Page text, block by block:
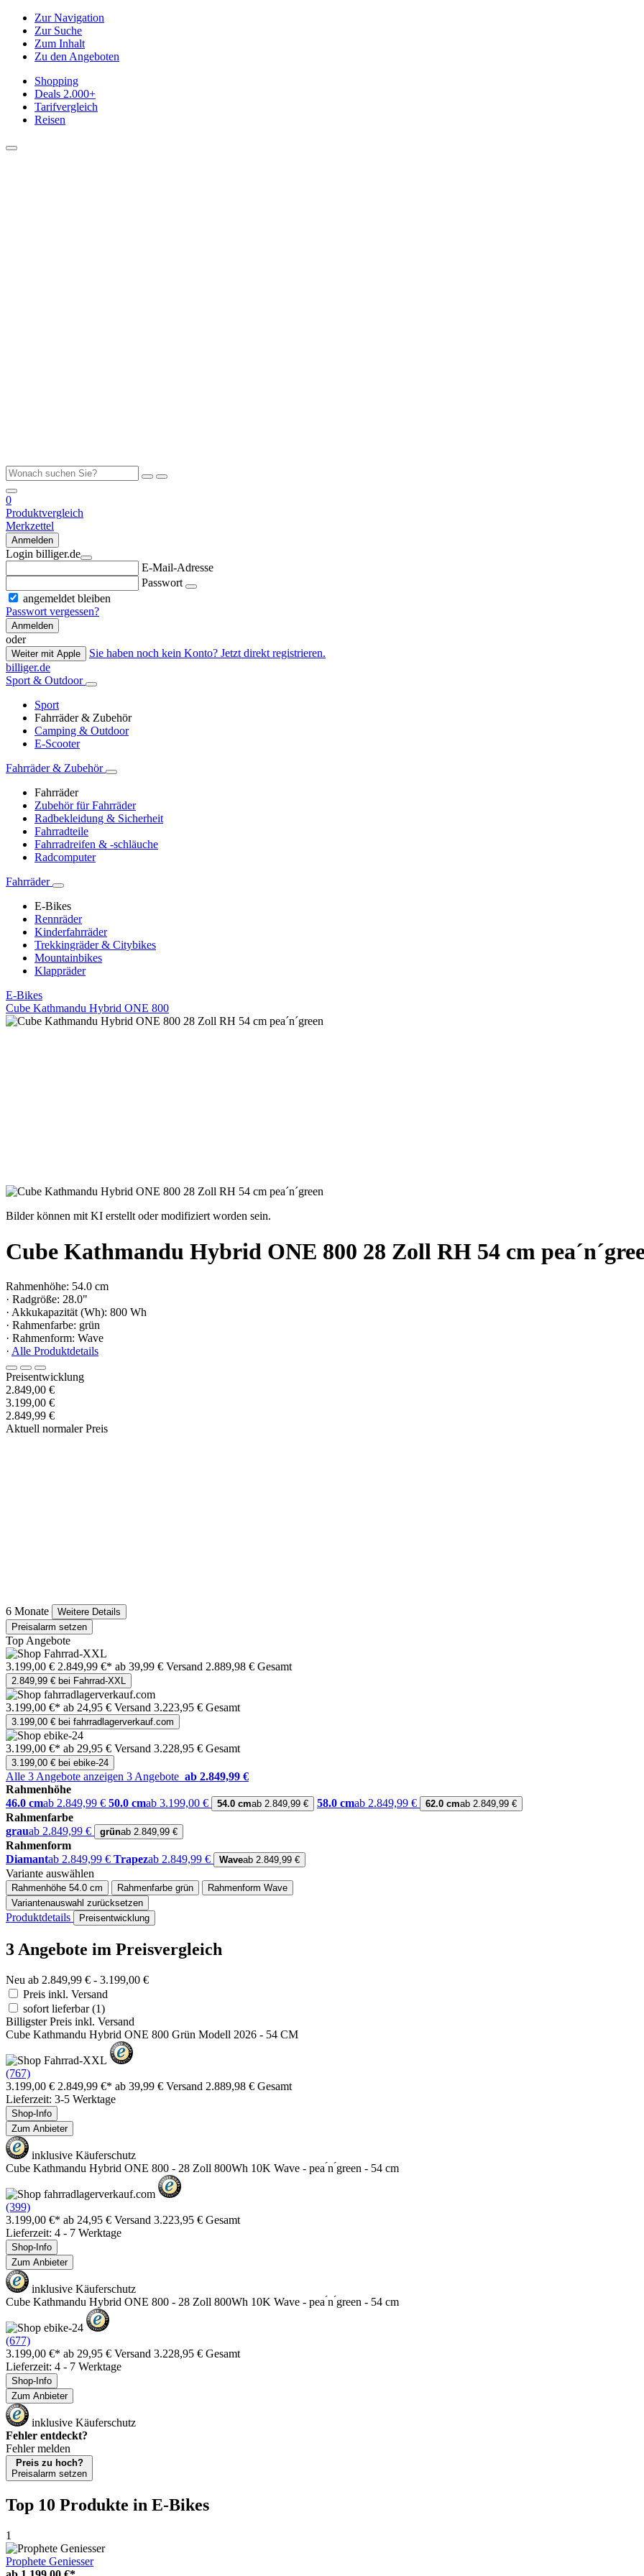
Zur Navigation
Zur Suche
Zum Inhalt
Zu den Angeboten
Shopping
Deals 2.000+
Tarifvergleich
Reisen
0
Produktvergleich
Merkzettel
Anmelden
Login billiger.de
E-Mail-Adresse
Passwort
angemeldet bleiben
Passwort vergessen?
Anmelden
oder
Weiter mit Apple
Sie haben noch kein Konto? Jetzt direkt registrieren.
billiger.de
Sport & Outdoor
Sport
Fahrräder & Zubehör
Camping & Outdoor
E-Scooter
Fahrräder & Zubehör
Fahrräder
Zubehör für Fahrräder
Radbekleidung & Sicherheit
Fahrradteile
Fahrradreifen & -schläuche
Radcomputer
Fahrräder
E-Bikes
Rennräder
Kinderfahrräder
Trekkingräder & Citybikes
Mountainbikes
Klappräder
E-Bikes
Cube Kathmandu Hybrid ONE 800
Bilder können mit KI erstellt oder modifiziert worden sein.
Cube Kathmandu Hybrid ONE 800 28 Zoll RH 54 cm
Rahmenhöhe: 54.0 cm
· Radgröße: 28.0"
· Akkukapazität (Wh): 800 Wh
· Rahmenfarbe: grün
· Rahmenform: Wave
· Alle Produktdetails
Preisentwicklung
2.849,00 €
3.199,00 €
2.849,99 €
Aktuell normaler Preis
6 Monate
Weitere Details
Preisalarm setzen
Top Angebote
3.199,00 € 2.849,99 €* ab 39,99 € Versand 2.889,98 € Gesamt
2.849,99 € bei Fahrrad-XXL
3.199,00 €* ab 24,95 € Versand 3.223,95 € Gesamt
3.199,00 € bei fahrradlagerverkauf.com
3.199,00 €* ab 29,95 € Versand 3.228,95 € Gesamt
3.199,00 € bei ebike-24
Alle 3 Angebote anzeigen 3 Angebote ab 2.849,99 €
Rahmenhöhe
46.0 cmab 2.849,99 € 50.0 cmab 3.199,00 € 54.0 cmab 2.849,99 € 58.0 cmab 2.849,99 € 62.0 cmab 2.849,99 €
Rahmenfarbe
grauab 2.849,99 € grünab 2.849,99 €
Rahmenform
Diamantab 2.849,99 € Trapezab 2.849,99 € Waveab 2.849,99 €
Variante auswählen
Rahmenhöhe 54.0 cm Rahmenfarbe grün Rahmenform Wave
Variantenauswahl zurücksetzen
Produktdetails Preisentwicklung
3 Angebote im Preisvergleich
Neu ab 2.849,99 € - 3.199,00 €
Preis inkl. Versand
sofort lieferbar(1)
Billigster Preis inkl. Versand
Cube Kathmandu Hybrid ONE 800 Grün Modell 2026 - 54 CM
(767)
3.199,00 € 2.849,99 €* ab 39,99 € Versand 2.889,98 € Gesamt
Lieferzeit: 3-5 Werktage
Shop-Info
Zum Anbieter
inklusive Käuferschutz
Cube Kathmandu Hybrid ONE 800 - 28 Zoll 800Wh 10K Wave - pea ́n ́green - 54 cm
(399)
3.199,00 €* ab 24,95 € Versand 3.223,95 € Gesamt
Lieferzeit: 4 - 7 Werktage
Shop-Info
Zum Anbieter
inklusive Käuferschutz
Cube Kathmandu Hybrid ONE 800 - 28 Zoll 800Wh 10K Wave - pea ́n ́green - 54 cm
(677)
3.199,00 €* ab 29,95 € Versand 3.228,95 € Gesamt
Lieferzeit: 4 - 7 Werktage
Shop-Info
Zum Anbieter
inklusive Käuferschutz
Fehler entdeckt?
Fehler melden
Preis zu hoch?
Preisalarm setzen
Top 10 Produkte in E-Bikes
1
Prophete Geniesser